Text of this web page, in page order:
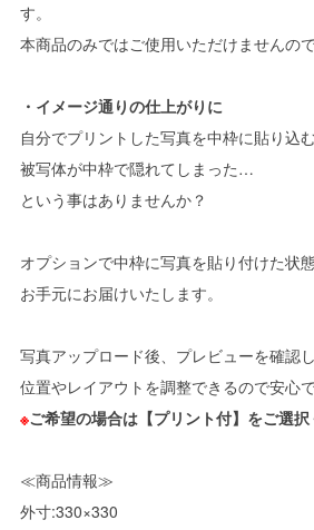
す。
本商品のみではご使用いただけませんの
・イメージ通りの仕上がりに
自分でプリントした写真を中枠に貼り込む
被写体が中枠で隠れてしまった…
という事はありませんか？
オプションで中枠に写真を貼り付けた状
お手元にお届けいたします。
写真アップロード後、プレビューを確認
位置やレイアウトを調整できるので安心で
※ご希望の場合は【プリント付】をご選
≪商品情報≫
外寸:330×330